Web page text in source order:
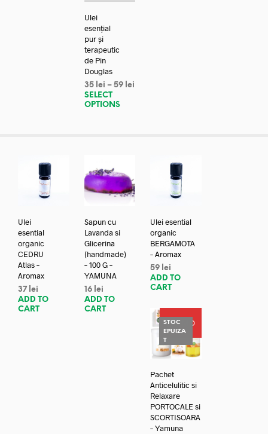
Ulei
esențial
pur și
terapeutic
de Pin
Douglas
35 lei – 59 lei
SELECT
OPTIONS
Ulei
esential
organic
CEDRU
Atlas –
Aromax
37 lei
ADD TO
CART
Sapun cu
Lavanda si
Glicerina
(handmade)
– 100 G –
YAMUNA
16 lei
ADD TO
CART
Ulei esential
organic
BERGAMOTA
– Aromax
59 lei
ADD TO
CART
PROMO
STOC
EPUIZA
T
Pachet
Anticelulitic si
Relaxare
PORTOCALE si
SCORTISOARA
– Yamuna